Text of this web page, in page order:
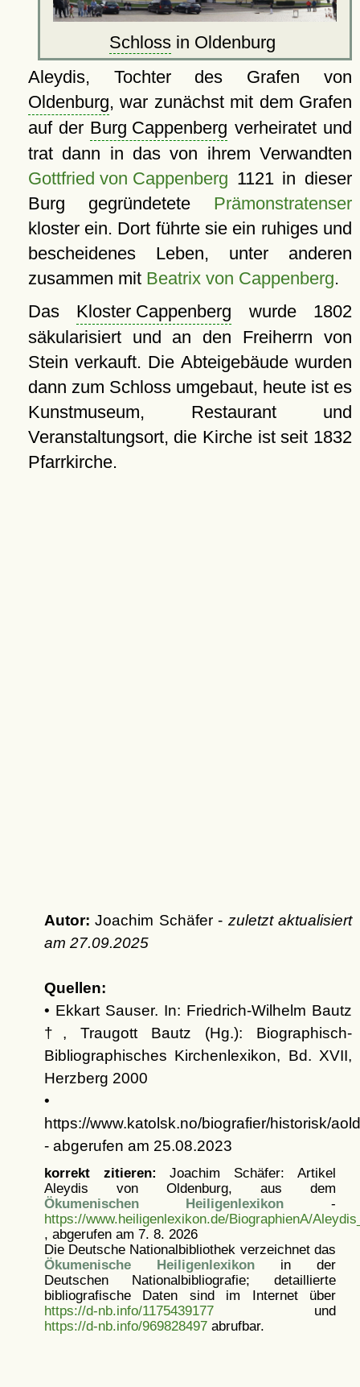
Schloss in Oldenburg
Aleydis, Tochter des Grafen von
Oldenburg, war zunächst mit dem Grafen
auf der Burg Cappenberg verheiratet und
trat dann in das von ihrem Verwandten
Gottfried von Cappenberg 1121 in dieser
Burg gegründetete Prämonstratenser
kloster ein. Dort führte sie ein ruhiges und
bescheidenes Leben, unter anderen
zusammen mit Beatrix von Cappenberg.
Das Kloster Cappenberg wurde 1802
säkularisiert und an den Freiherrn von
Stein verkauft. Die Abteigebäude wurden
dann zum Schloss umgebaut, heute ist es
Kunstmuseum, Restaurant und
Veranstaltungsort, die Kirche ist seit 1832
Pfarrkirche.
Autor: Joachim Schäfer - zuletzt aktualisiert
am 27.09.2025
Quellen:
• Ekkart Sauser. In: Friedrich-Wilhelm Bautz
†, Traugott Bautz (Hg.): Biographisch-
Bibliographisches Kirchenlexikon, Bd. XVII,
Herzberg 2000
•
https://www.katolsk.no/biografier/historisk/
- abgerufen am 25.08.2023
korrekt zitieren: Joachim Schäfer: Artikel
Aleydis von Oldenburg, aus dem
Ökumenischen Heiligenlexikon -
https://www.heiligenlexikon.de/BiographienA/
, abgerufen am 7. 8. 2026
Die Deutsche Nationalbibliothek verzeichnet das
Ökumenische Heiligenlexikonin der
Deutschen Nationalbibliografie; detaillierte
bibliografische Daten sind im Internet über
https://d-nb.info/1175439177und
https://d-nb.info/969828497abrufbar.